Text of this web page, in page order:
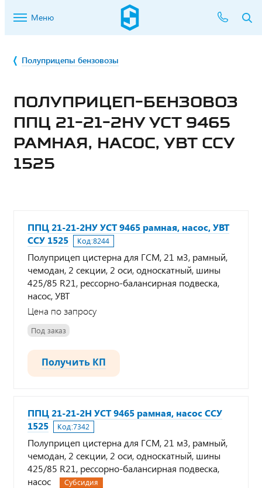
Меню
Полуприцепы бензовозы
ПОЛУПРИЦЕП-БЕНЗОВОЗ
ППЦ 21-21-2НУ УСТ 9465
РАМНАЯ, НАСОС, УВТ ССУ
1525
ППЦ 21-21-2НУ УСТ 9465 рамная, насос, УВТ
ССУ 1525
Код:8244
Полуприцеп цистерна для ГСМ, 21 м3, рамный,
чемодан, 2 секции, 2 оси, односкатный, шины
425/85 R21, рессорно-балансирная подвеска,
насос, УВТ
Цена по запросу
Под заказ
Получить КП
ППЦ 21-21-2Н УСТ 9465 рамная, насос ССУ
1525
Код:7342
Полуприцеп цистерна для ГСМ, 21 м3, рамный,
чемодан, 2 секции, 2 оси, односкатный, шины
425/85 R21, рессорно-балансирная подвеска,
насос
Субсидия